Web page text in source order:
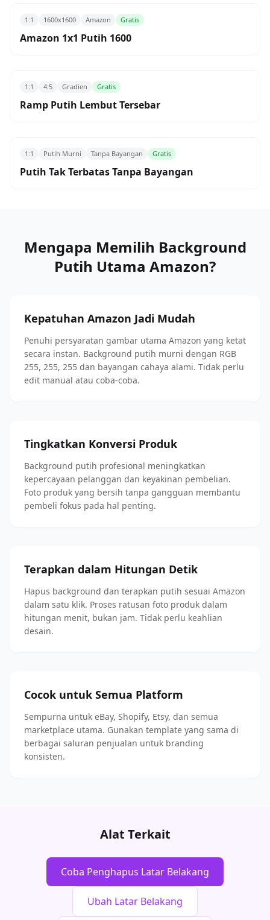
1:1 1600x1600 Amazon Gratis
Amazon 1x1 Putih 1600
1:1 4:5 Gradien Gratis
Ramp Putih Lembut Tersebar
1:1 Putih Murni Tanpa Bayangan Gratis
Putih Tak Terbatas Tanpa Bayangan
Mengapa Memilih Background
Putih Utama Amazon?
Kepatuhan Amazon Jadi Mudah
Penuhi persyaratan gambar utama Amazon yang ketat
secara instan. Background putih murni dengan RGB
255, 255, 255 dan bayangan cahaya alami. Tidak perlu
edit manual atau coba-coba.
Tingkatkan Konversi Produk
Background putih profesional meningkatkan
kepercayaan pelanggan dan keyakinan pembelian.
Foto produk yang bersih tanpa gangguan membantu
pembeli fokus pada hal penting.
Terapkan dalam Hitungan Detik
Hapus background dan terapkan putih sesuai Amazon
dalam satu klik. Proses ratusan foto produk dalam
hitungan menit, bukan jam. Tidak perlu keahlian
desain.
Cocok untuk Semua Platform
Sempurna untuk eBay, Shopify, Etsy, dan semua
marketplace utama. Gunakan template yang sama di
berbagai saluran penjualan untuk branding
konsisten.
Alat Terkait
Coba Penghapus Latar Belakang
Ubah Latar Belakang